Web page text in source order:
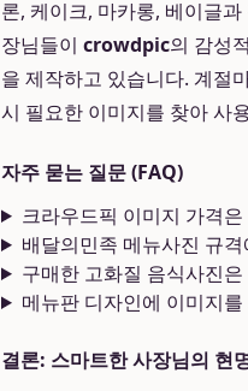
론, 케이크, 마카롱, 베이글
장님들이 crowdpic의 감성
을 제작하고 있습니다. 계절
시 필요한 이미지를 찾아 사
자주 묻는 질문 (FAQ)
크라우드픽 이미지 가격
배달의민족 메뉴사진 규
구매한 고화질 음식사진
메뉴판 디자인에 이미지
결론: 스마트한 사장님의 현